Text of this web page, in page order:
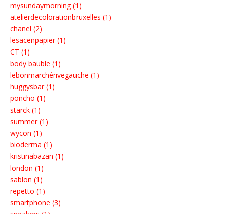
mysundaymorning (1)
atelierdecolorationbruxelles (1)
chanel (2)
lesacenpapier (1)
CT (1)
body bauble (1)
lebonmarchérivegauche (1)
huggysbar (1)
poncho (1)
starck (1)
summer (1)
wycon (1)
bioderma (1)
kristinabazan (1)
london (1)
sablon (1)
repetto (1)
smartphone (3)